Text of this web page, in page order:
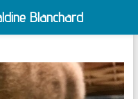
Blanchard